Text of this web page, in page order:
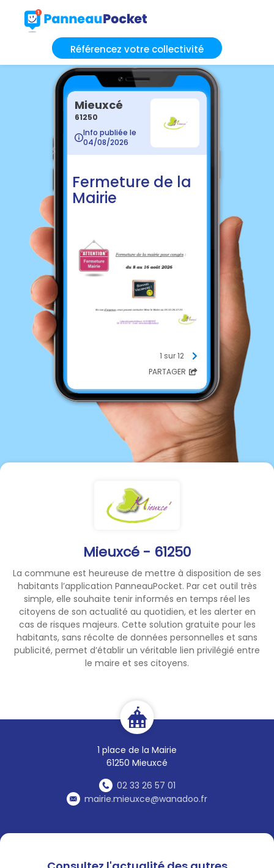
Référencez votre collectivité
Mieuxcé - 61250
La commune est heureuse de mettre à disposition de ses
habitants l’application PanneauPocket. Par cet outil très
simple, elle souhaite tenir informés en temps réel les
citoyens de son actualité au quotidien, et les alerter en
cas de risques majeurs. Cette solution gratuite pour les
habitants, sans récolte de données personnelles et sans
publicité, permet d’établir un véritable lien privilégié entre
le maire et ses citoyens.
1 place de la Mairie
61250 Mieuxcé
02 33 26 57 01
mairie.mieuxce@wanadoo.fr
Mieuxcé
61250
Info publiée le
04/08/2026
Fermeture de la
Mairie
1 sur 12
PARTAGER